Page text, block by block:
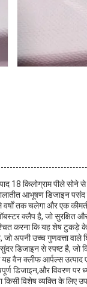
18 किलोग्राम पीले
आभूषण डिजाइन पसंद
तक चलेगा और एक
क्लैप है, जो सुरक्षित
करना कि यह शेष टुकड़े
अपनी उच्च गुणवत्ता
डिजाइन से स्पष्ट है, जो
वैन क्लीफ आर्पल्स
डिजाइन,और विवरण
विशेष व्यक्ति के लिए